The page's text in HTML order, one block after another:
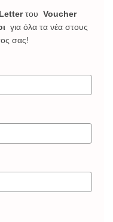
του Voucher
για όλα τα νέα στους
σας!